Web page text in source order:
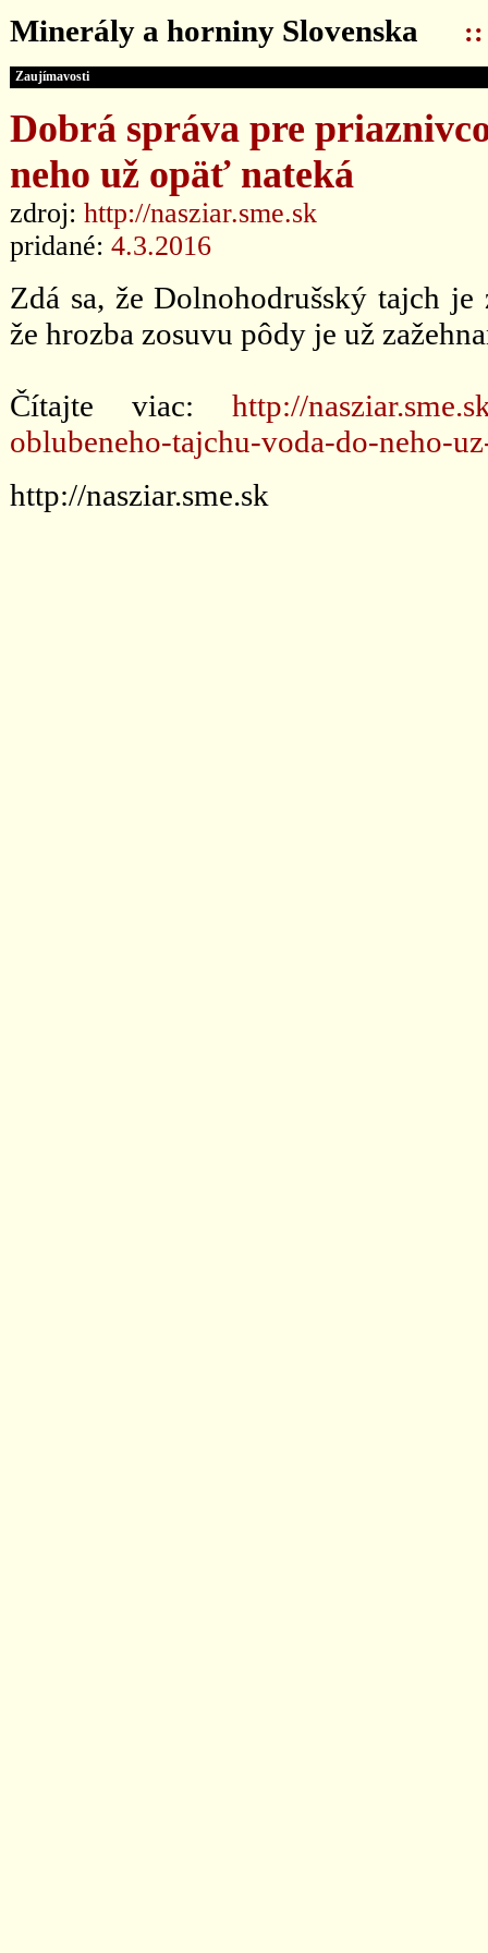
Minerály a horniny Slovenska ::
Zaujímavosti
Dobrá správa pre
neho už opäť nateká
zdroj: http://nasziar.sme.sk
pridané: 4.3.2016
Zdá sa, že Dolnohodrušský tajch
že hrozba zosuvu pôdy je už
Čítajte viac: http://
oblubeneho-tajchu-voda-do-neho-
http://nasziar.sme.sk